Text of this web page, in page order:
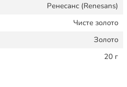
Ренесанс (Renesans)
Чисте золото
Золото
20 г